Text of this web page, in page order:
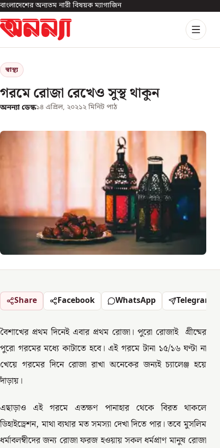
বাংলাদেশের অন্যতম নারী বিষয়ক ম্যাগাজিন
স্বাস্থ্য
গরমে রোজা রেখেও সুস্থ থাকুন
অনন্যা ডেস্ক১৪ এপ্রিল, ২০২১২ মিনিট পাঠ
Share Facebook WhatsApp Telegram
বৈশাখের প্রথম দিনেই এবার প্রথম রোজা। পুরো রোজাই গ্রীষ্মের
পুরো গরমের মধ্যে কাটাতে হবে। এই গরমে টানা ১৫/১৬ ঘণ্টা না
খেয়ে গরমের দিনে রোজা রাখা অনেকের জন্যই চ্যালেঞ্জ হয়ে
দাঁড়ায়।
এছাড়াও এই গরমে এতক্ষণ পানাহার থেকে বিরত থাকলে
ডিহাইড্রেশন, মাথা ব্যথার মত সমস্যা দেখা দিতে পার। তবে মুসলিম
ধর্মাবলম্বীদের জন্য রোজা ফরজ হওয়ায় সকল ধর্মপ্রাণ মানুষ রোজা